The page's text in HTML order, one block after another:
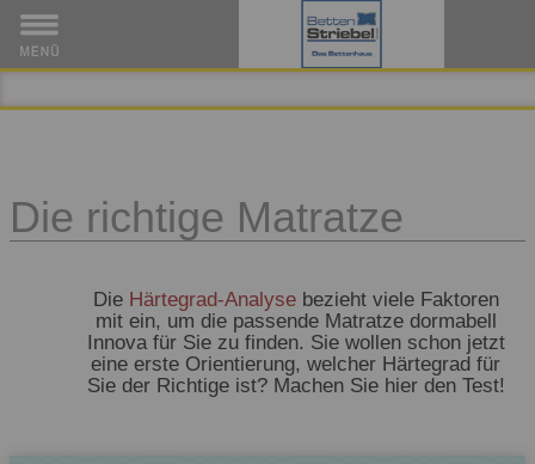
Die richtige Matratze
Die Härtegrad-Analysebezieht viele Faktoren
mit ein, um die passende Matratze dormabell
Innova für Sie zu finden. Sie wollen schon jetzt
eine erste Orientierung, welcher Härtegrad für
Sie der Richtige ist? Machen Sie hier den Test!